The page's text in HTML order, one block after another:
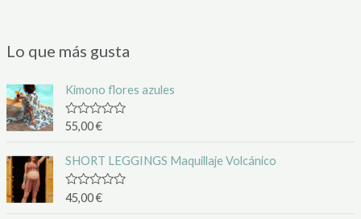
Lo que más gusta
Kimono flores azules
V
o
a
d
o
55,00€
SHORT LEGGINGS Maquillaje Volcánico
V
45,00€